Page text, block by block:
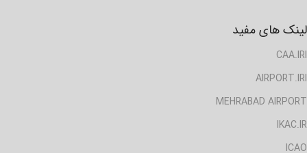
لینک های مفید
CAA.IRI
AIRPORT.IRI
MEHRABAD AIRPORT
IKAC.IR
ICAO